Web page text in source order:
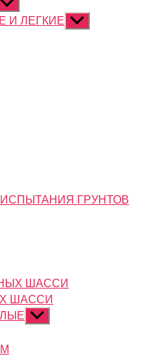
подменю
И ЛЕГКИЕ Показывать
подменю
ГРУНТОВ
ШАССИ
ШАССИ
Показывать
подменю